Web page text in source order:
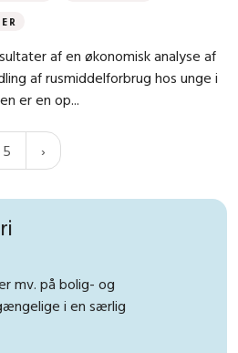
af en økonomisk analyse af
af rusmiddelforbrug hos unge i
er en op...
5
mv. på bolig- og
i en særlig